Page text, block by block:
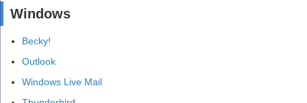
Windows
Becky!
Outlook
Windows Live Mail